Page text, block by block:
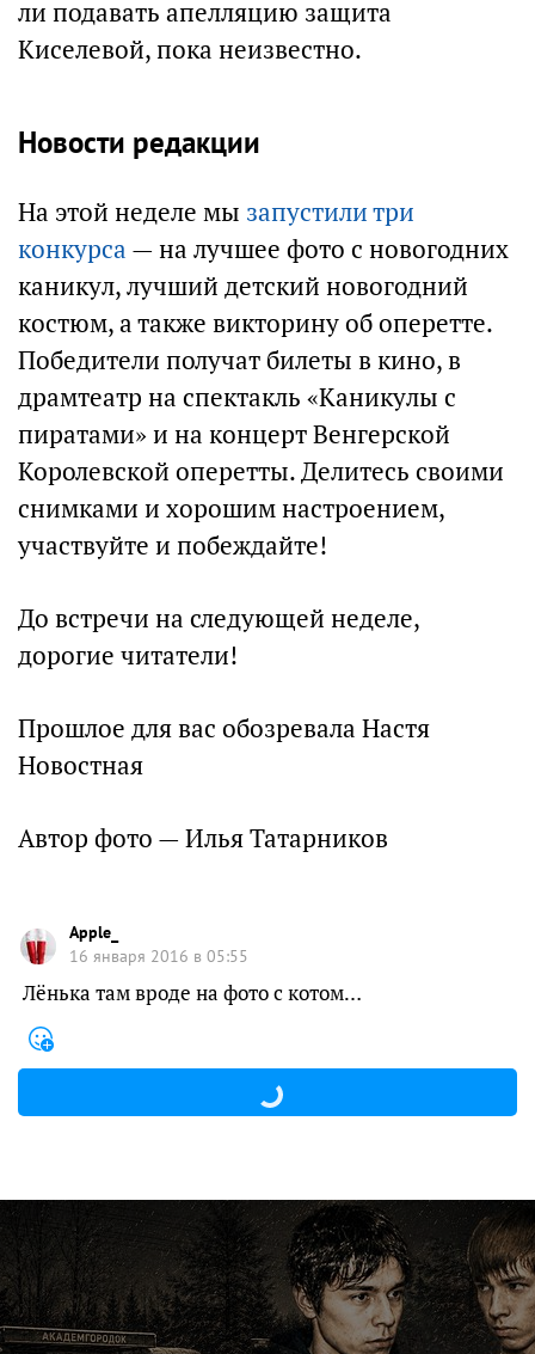
ли подавать апелляцию защита
Киселевой, пока неизвестно.
Новости редакции
На этой неделе мы запустили три
конкурса — на лучшее фото с новогодних
каникул, лучший детский новогодний
костюм, а также викторину об оперетте.
Победители получат билеты в кино, в
драмтеатр на спектакль «Каникулы с
пиратами» и на концерт Венгерской
Королевской оперетты. Делитесь своими
снимками и хорошим настроением,
участвуйте и побеждайте!
До встречи на следующей неделе,
дорогие читатели!
Прошлое для вас обозревала Настя
Новостная
Автор фото — Илья Татарников
Apple_
16 января 2016 в 05:55
Лёнька там вроде на фото с котом…